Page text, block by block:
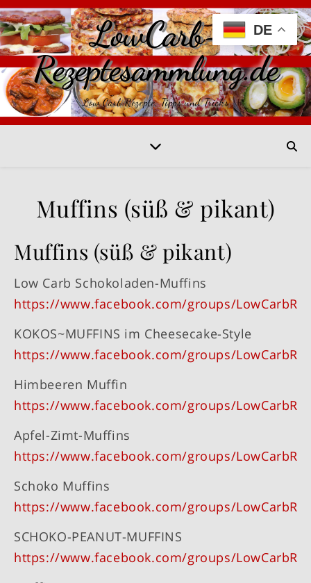
LowCarb-
Rezeptesammlung.de
Low Carb Rezepte, Tipps und Tricks
Muffins (süß & pikant)
Muffins (süß & pikant)
Low Carb Schokoladen-Muffins
https://www.facebook.com/groups/
KOKOS~MUFFINS im Cheesecake-Style
https://www.facebook.com/groups/
Himbeeren Muffin
https://www.facebook.com/groups/
Apfel-Zimt-Muffins
https://www.facebook.com/groups/
Schoko Muffins
https://www.facebook.com/groups/
SCHOKO-PEANUT-MUFFINS
https://www.facebook.com/groups/
DE